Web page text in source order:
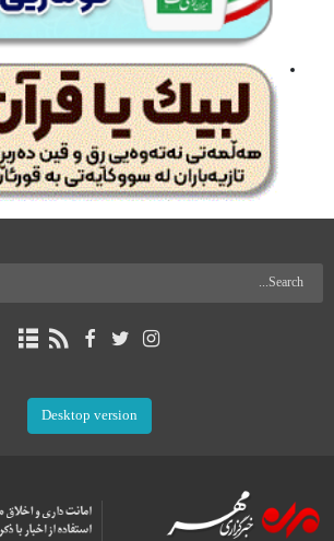
Desktop version